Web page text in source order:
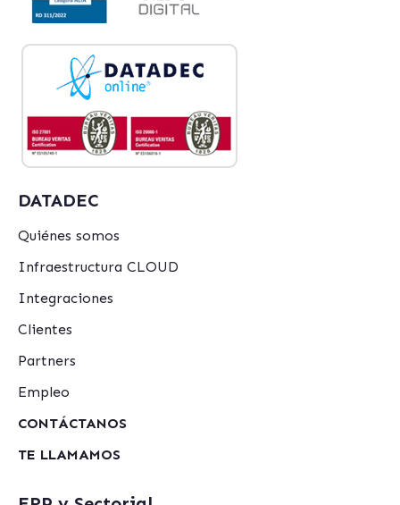
DATADEC
Quiénes somos
Infraestructura CLOUD
Integraciones
Clientes
Partners
Empleo
CONTÁCTANOS
TE LLAMAMOS